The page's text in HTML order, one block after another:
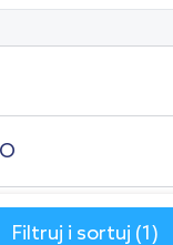
Filtruj i sortuj (1)